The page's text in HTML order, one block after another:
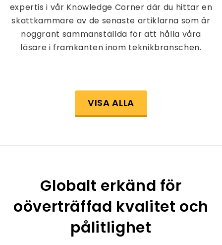
expertis i vår Knowledge Corner där du hittar en
skattkammare av de senaste artiklarna som är
noggrant sammanställda för att hålla våra
läsare i framkanten inom teknikbranschen.
VISA ALLA
Globalt erkänd för
oöverträffad kvalitet och
pålitlighet